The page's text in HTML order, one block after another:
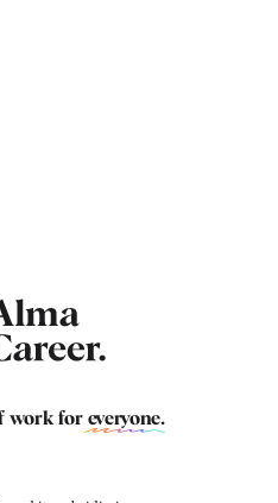
work for everyone.